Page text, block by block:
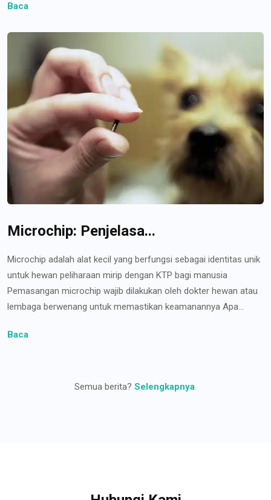
Baca
Microchip: Penjelasa...
Microchip adalah alat kecil yang berfungsi sebagai identitas unik
untuk hewan peliharaan mirip dengan KTP bagi manusia
Pemasangan microchip wajib dilakukan oleh dokter hewan atau
lembaga berwenang untuk memastikan keamanannya Apa...
Baca
Semua berita? Selengkapnya.